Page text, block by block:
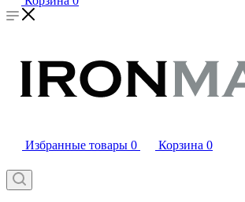
Избранные товары 0 Корзина 0